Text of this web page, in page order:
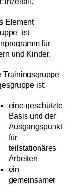
Element
ist
für
und Kinder.
Trainingsgruppe
ist:
eine geschützte
Basis und der
Ausgangspunkt
für
teilstationäres
Arbeiten
ein
gemeinsamer